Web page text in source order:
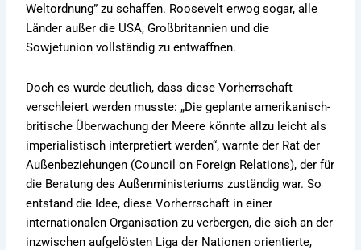
Weltordnung” zu schaffen. Roosevelt erwog sogar, alle
Länder außer die USA, Großbritannien und die
Sowjetunion vollständig zu entwaffnen.
Doch es wurde deutlich, dass diese Vorherrschaft
verschleiert werden musste: „Die geplante amerikanisch-
britische Überwachung der Meere könnte allzu leicht als
imperialistisch interpretiert werden“, warnte der Rat der
Außenbeziehungen (Council on Foreign Relations), der für
die Beratung des Außenministeriums zuständig war. So
entstand die Idee, diese Vorherrschaft in einer
internationalen Organisation zu verbergen, die sich an der
inzwischen aufgelösten Liga der Nationen orientierte,